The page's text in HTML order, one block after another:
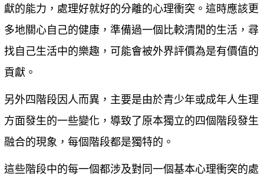
獻的能力，處理好就好的分離的心理衝突。這時應該更
多地關心自己的健康，準備過一個比較清閒的生活，尋
找自己生活中的樂趣，可能會被外界評價為是有價值的
貢獻。
另外四階段因人而異，主要是由於青少年或成年人生理
方面發生的一些變化，導致了原本獨立的四個階段發生
融合的現象，每個階段都是獨特的。
這些階段中的每一個都涉及對同一個基本心理衝突的處